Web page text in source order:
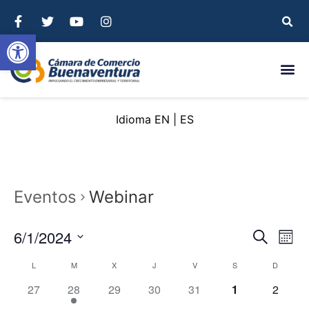
Abrir barra de herramientas
EN ES
Eventos Webinar
de
Buscar
6/1/2024
fecha.
Calendario
de
L M X J V S D
0 eventos,
27 1 evento,
28 0 eventos,
29 0 eventos,
30 0 eventos,
31 0 eventos,
1 0
2